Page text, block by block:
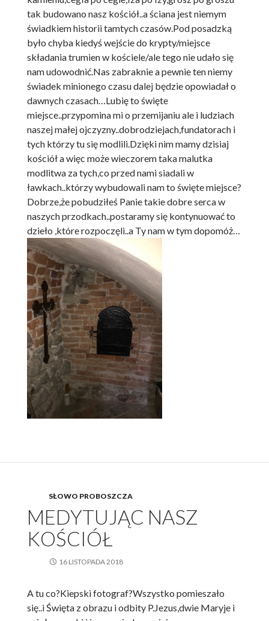
tak budowano nasz kościół..a ściana jest niemym
świadkiem historii tamtych czasów.Pod posadzką
było chyba kiedyś wejście do krypty/miejsce
składania trumien w kościele/ale tego nie udało się
nam udowodnić.Nas zabraknie a pewnie ten niemy
świadek minionego czasu dalej będzie opowiadał o
dawnych czasach…Lubię to święte
miejsce..przypomina mi o przemijaniu ale i ludziach
naszej małej ojczyzny..dobrodziejach,fundatorach i
tych którzy tu się modlili.Dzięki nim mamy dzisiaj
kościół a więc może wieczorem taka malutka
modlitwa za tych,co przed nami siadali w
ławkach..którzy wybudowali nam to święte miejsce?
Dobrze,że pobudziłeś Panie takie dobre serca w
naszych przodkach..postaramy się kontynuować to
dzieło ,które rozpoczęli..a Ty nam w tym dopomóż…
SŁOWO PROBOSZCZA
MEDYTUJĄC NASZ
KOŚCIÓŁ
16 LISTOPADA 2018
A tu co?Kiepski fotograf?Wszystko pomieszało
się..i Święta z obrazu i odbity P.Jezus,dwie Maryje i